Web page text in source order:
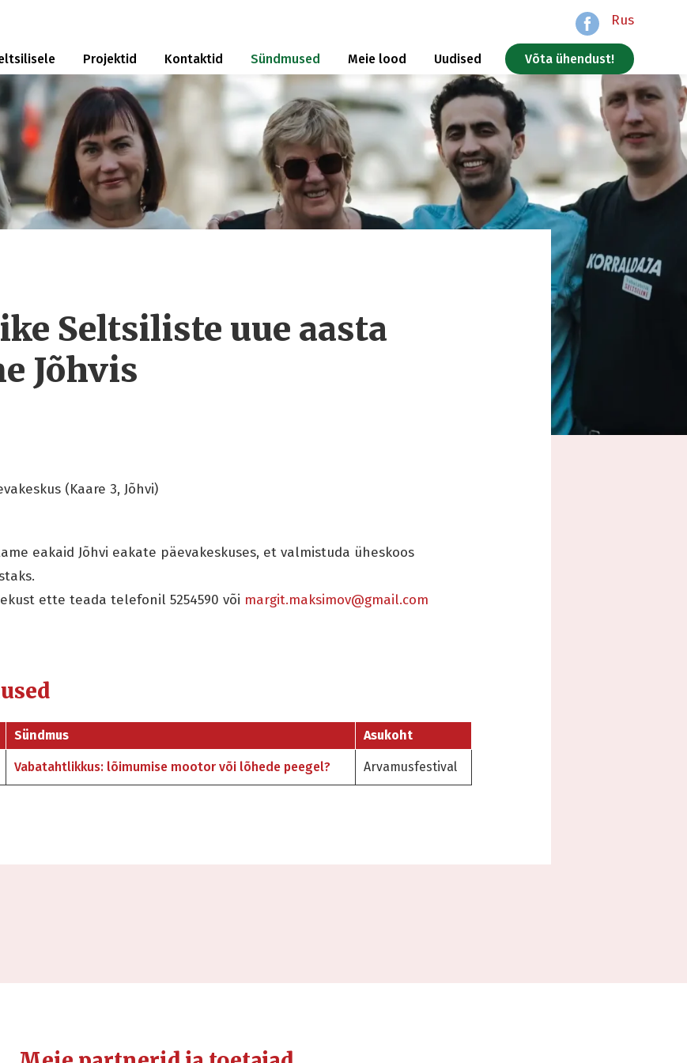
Rus
Projektid Kontaktid Sündmused Meie lood Uudised Võta ühendust!
Seltsiliste uue aasta
Jõhvis
(Kaare 3, Jõhvi)
eakaid Jõhvi eakate päevakeskuses, et valmistuda üheskoos
ette teada telefonil 5254590 või margit.maksimov@gmail.com
Sündmus Asukoht
Vabatahtlikkus: lõimumise mootor või lõhede peegel? Arvamusfestival